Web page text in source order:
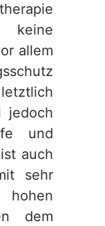
keine
allem
jedoch
und
auch
sehr
hohen
dem